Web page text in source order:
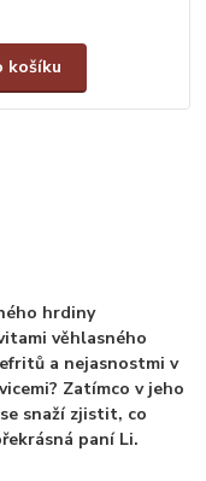
košíku
hrdiny
věhlasného
a nejasnostmi v
Zatímco v jeho
snaží zjistit, co
paní Li.